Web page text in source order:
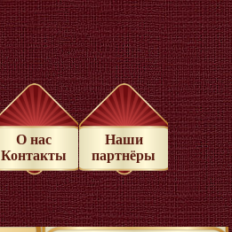
О нас
Контакты
Наши
партнёры